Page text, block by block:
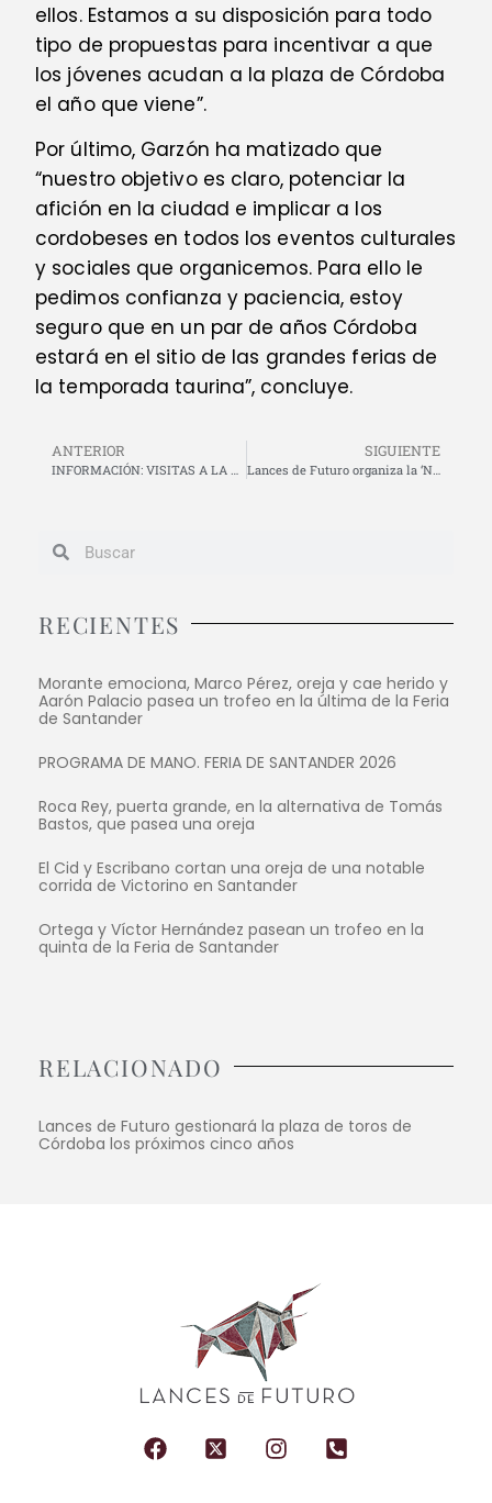
ellos. Estamos a su disposición para todo
tipo de propuestas para incentivar a que
los jóvenes acudan a la plaza de Córdoba
el año que viene”.
Por último, Garzón ha matizado que
“nuestro objetivo es claro, potenciar la
afición en la ciudad e implicar a los
cordobeses en todos los eventos culturales
y sociales que organicemos. Para ello le
pedimos confianza y paciencia, estoy
seguro que en un par de años Córdoba
estará en el sitio de las grandes ferias de
la temporada taurina”, concluye.
ANTERIOR SIGUIENTE
Lances de Futuro organiza la ‘Navidad Taurina’ para acercar la tauromaquia a los más pequeños
RECIENTES
Morante emociona, Marco Pérez, oreja y cae herido y
Aarón Palacio pasea un trofeo en la última de la Feria
de Santander
PROGRAMA DE MANO. FERIA DE SANTANDER 2026
Roca Rey, puerta grande, en la alternativa de Tomás
Bastos, que pasea una oreja
El Cid y Escribano cortan una oreja de una notable
corrida de Victorino en Santander
Ortega y Víctor Hernández pasean un trofeo en la
quinta de la Feria de Santander
RELACIONADO
Lances de Futuro gestionará la plaza de toros de
Córdoba los próximos cinco años